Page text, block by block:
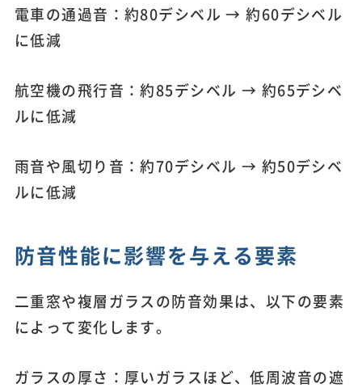
電車の通過音：約80デシベル → 約60デシベル
に低減
航空機の飛行音：約85デシベル → 約65デシベ
ルに低減
雨音や風切り音：約70デシベル → 約50デシベ
ルに低減
防音性能に影響を与える要素
二重窓や複層ガラスの防音効果は、以下の要素
によって変化します。
ガラスの厚さ：厚いガラスほど、低周波音の遮